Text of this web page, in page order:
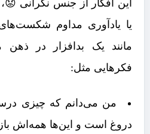
این افکار از جنس نگرانی
یا یادآوری مداوم
مانند یک بدافزار در
فکرهایی مثل:
من می‌دانم که چیزی
دروغ است و این‌ها همه‌اش